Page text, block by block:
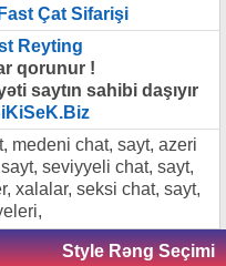
Çat Sifarişi
Reyting
qorunur !
saytın sahibi daşıyır
medeni chat, sayt, azeri
seviyyeli chat, sayt,
xalalar, seksi chat, sayt,
Style Rəng Seçimi